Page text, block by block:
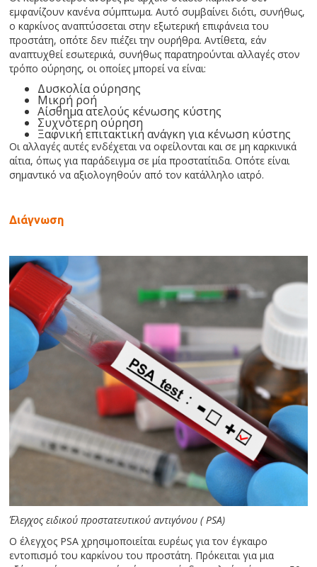
εμφανίζουν κανένα σύμπτωμα. Αυτό συμβαίνει διότι, συνήθως,
ο καρκίνος αναπτύσσεται στην εξωτερική επιφάνεια του
προστάτη, οπότε δεν πιέζει την ουρήθρα. Αντίθετα, εάν
αναπτυχθεί εσωτερικά, συνήθως παρατηρούνται αλλαγές στον
τρόπο ούρησης, οι οποίες μπορεί να είναι:
Δυσκολία ούρησης
Μικρή ροή
Αίσθημα ατελούς κένωσης κύστης
Συχνότερη ούρηση
Ξαφνική επιτακτική ανάγκη για κένωση κύστης
Οι αλλαγές αυτές ενδέχεται να οφείλονται και σε μη καρκινικά
αίτια, όπως για παράδειγμα σε μία προστατίτιδα. Οπότε είναι
σημαντικό να αξιολογηθούν από τον κατάλληλο ιατρό.
Διάγνωση
Έλεγχος ειδικού προστατευτικού αντιγόνου ( PSA)
Ο έλεγχος PSA χρησιμοποιείται ευρέως για τον έγκαιρο
εντοπισμό του καρκίνου του προστάτη. Πρόκειται για μια